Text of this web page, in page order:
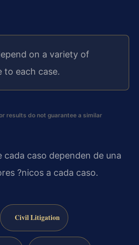
on a variety of
to each case.
results do not guarantee a similar
cada caso dependen de una
?nicos a cada caso.
Civil Litigation